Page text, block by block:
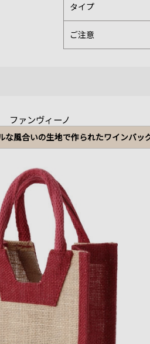
タイプ
ご注意
ファンヴィーノ
風合いの生地で作られたワインバッグ